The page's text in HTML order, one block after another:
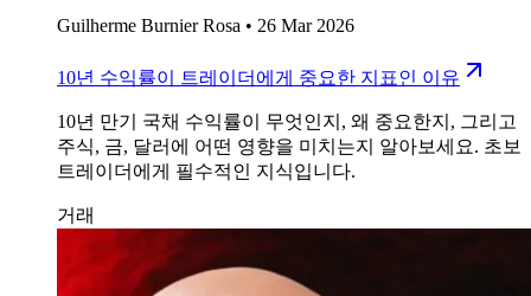
Guilherme Burnier Rosa • 26 Mar 2026
10년 수익률이 트레이더에게 중요한 지표인 이유
10년 만기 국채 수익률이 무엇인지, 왜 중요한지, 그리고
주식, 금, 달러에 어떤 영향을 미치는지 알아보세요. 초보
트레이더에게 필수적인 지식입니다.
거래